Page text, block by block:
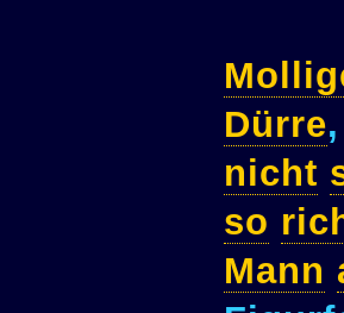
Dürre,
nicht
so
Mann